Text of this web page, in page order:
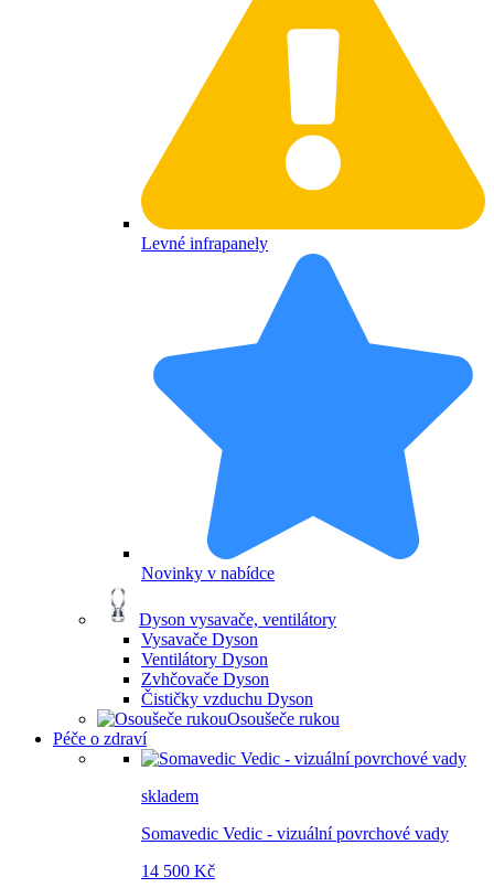
Levné infrapanely
Novinky v nabídce
Dyson vysavače, ventilátory
Vysavače Dyson
Ventilátory Dyson
Zvhčovače Dyson
Čističky vzduchu Dyson
Osoušeče rukou
Péče o zdraví
skladem
Somavedic Vedic - vizuální povrchové vady
14 500 Kč